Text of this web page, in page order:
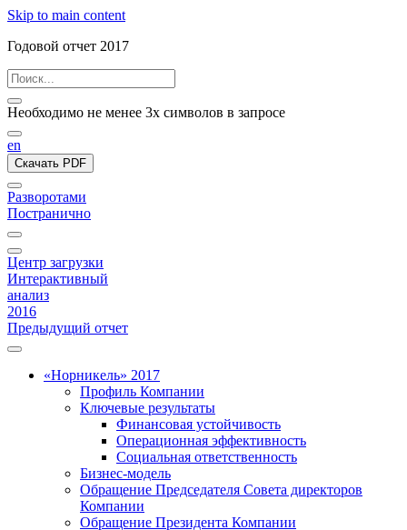
Skip to main content
Годовой отчет 2017
Необходимо не менее 3х символов в запросе
en
Скачать PDF
Разворотами
Постранично
Центр загрузки
Интерактивный
анализ
2016
Предыдущий отчет
«Норникель» 2017
Профиль Компании
Ключевые результаты
Финансовая устойчивость
Операционная эффективность
Социальная ответственность
Бизнес-модель
Обращение Председателя Совета директоров
Компании
Обращение Президента Компании